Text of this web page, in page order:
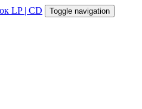
LP | CD Toggle navigation